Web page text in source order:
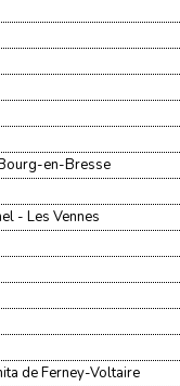
en-Bresse
- Les Vennes
de Ferney-Voltaire